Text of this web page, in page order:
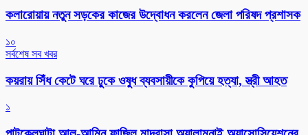
কলারোয়ায় নতুন সড়কের কাজের উদ্বোধন করলেন জেলা পরিষদ প্রশাসক
১০
সর্বশেষ সব খবর
কয়রায় সিঁধ কেটে ঘরে ঢুকে ওষুধ ব্যবসায়ীকে কুপিয়ে হত্যা, স্ত্রী আহত
১